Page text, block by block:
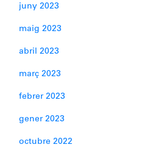
juny 2023
maig 2023
abril 2023
març 2023
febrer 2023
gener 2023
octubre 2022